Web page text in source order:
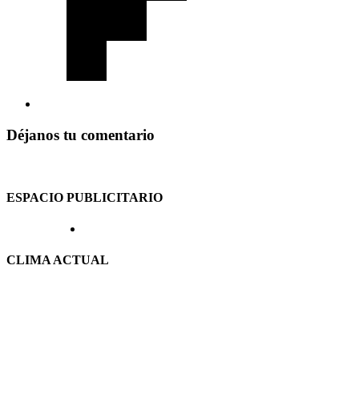
Déjanos tu comentario
ESPACIO PUBLICITARIO
CLIMA ACTUAL